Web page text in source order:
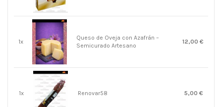
1x
Queso de Oveja con Azafrán –
Semicurado Artesano
12,00 €
1x Renovar58 5,00 €